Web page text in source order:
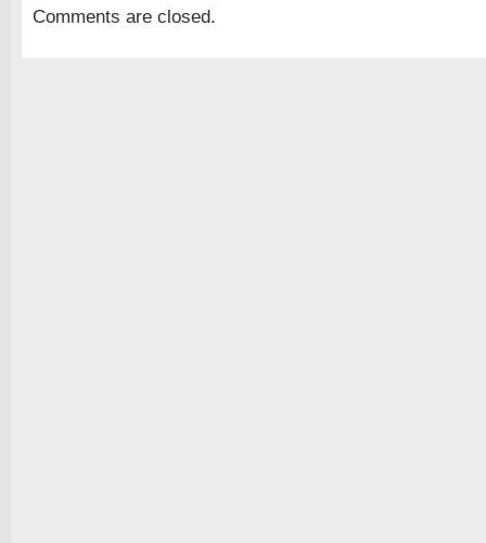
Comments are closed.